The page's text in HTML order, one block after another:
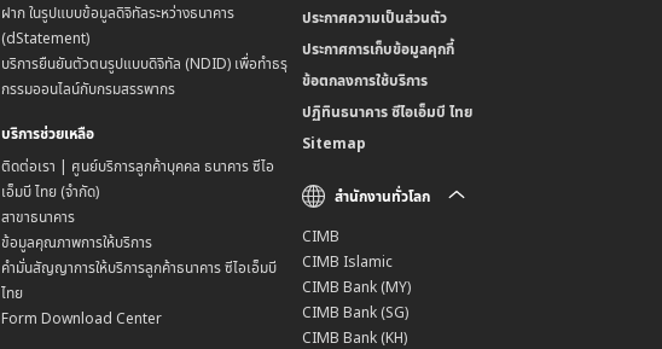
ฝาก ในรูปแบบข้อมูลดิจิทัลระหว่างธนาคาร
(dStatement)
บริการยืนยันตัวตนรูปแบบดิจิทัล (NDID) เพื่อทำธรุ
กรรมออนไลน์กับกรมสรรพากร
บริการช่วยเหลือ
ติดต่อเรา | ศูนย์บริการลูกค้าบุคคล ธนาคาร ซีไอ
เอ็มบี ไทย (จำกัด)
สาขาธนาคาร
ข้อมูลคุณภาพการให้บริการ
คำมั่นสัญญาการให้บริการลูกค้าธนาคาร ซีไอเอ็มบี
ไทย
Form Download Center
ประกาศความเป็นส่วนตัว
ประกาศการเก็บข้อมูลคุกกี้
ข้อตกลงการใช้บริการ
ปฏิทินธนาคาร ซีไอเอ็มบี ไทย
Sitemap
สำนักงานทั่วโลก
CIMB
CIMB Islamic
CIMB Bank (MY)
CIMB Bank (SG)
CIMB Bank (KH)